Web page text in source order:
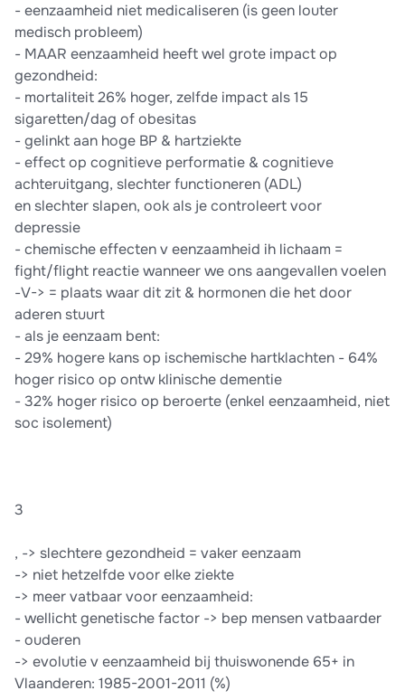
- eenzaamheid niet medicaliseren (is geen louter
medisch probleem)
- MAAR eenzaamheid heeft wel grote impact op
gezondheid:
- mortaliteit 26% hoger, zelfde impact als 15
sigaretten/dag of obesitas
- gelinkt aan hoge BP & hartziekte
- effect op cognitieve performatie & cognitieve
achteruitgang, slechter functioneren (ADL)
en slechter slapen, ook als je controleert voor
depressie
- chemische effecten v eenzaamheid ih lichaam =
fight/flight reactie wanneer we ons aangevallen voelen
-V-> = plaats waar dit zit & hormonen die het door
aderen stuurt
- als je eenzaam bent:
- 29% hogere kans op ischemische hartklachten - 64%
hoger risico op ontw klinische dementie
- 32% hoger risico op beroerte (enkel eenzaamheid, niet
soc isolement)
3
, -> slechtere gezondheid = vaker eenzaam
-> niet hetzelfde voor elke ziekte
-> meer vatbaar voor eenzaamheid:
- wellicht genetische factor -> bep mensen vatbaarder
- ouderen
-> evolutie v eenzaamheid bij thuiswonende 65+ in
Vlaanderen: 1985-2001-2011 (%)